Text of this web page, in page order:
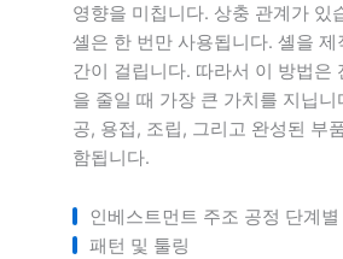
영향을 미칩니다. 상충 관계가 있
셸은 한 번만 사용됩니다. 셸을 제
간이 걸립니다. 따라서 이 방법은
을 줄일 때 가장 큰 가치를 지닙
공, 용접, 조립, 그리고 완성된 부
함됩니다.
인베스트먼트 주조 공정 단계별
패턴 및 툴링